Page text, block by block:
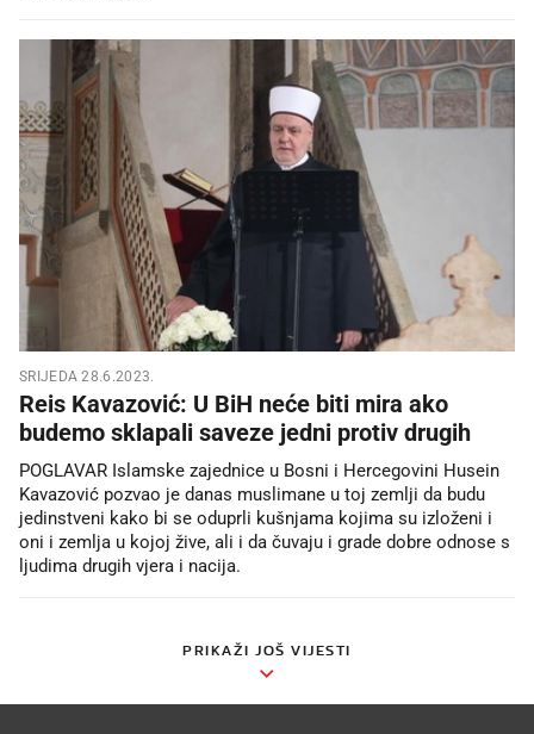
SRIJEDA 28.6.2023.
Reis Kavazović: U BiH neće biti mira ako
budemo sklapali saveze jedni protiv drugih
POGLAVAR Islamske zajednice u Bosni i Hercegovini Husein
Kavazović pozvao je danas muslimane u toj zemlji da budu
jedinstveni kako bi se oduprli kušnjama kojima su izloženi i
oni i zemlja u kojoj žive, ali i da čuvaju i grade dobre odnose s
ljudima drugih vjera i nacija.
PRIKAŽI JOŠ VIJESTI